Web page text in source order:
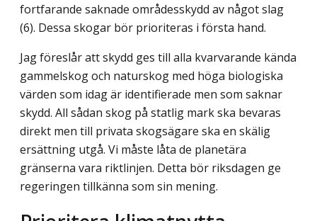
fortfarande saknade områdesskydd av något slag
(6). Dessa skogar bör prioriteras i första hand.
Jag föreslår att skydd ges till alla kvarvarande kända
gammelskog och naturskog med höga biologiska
värden som idag är identifierade men som saknar
skydd. All sådan skog på statlig mark ska bevaras
direkt men till privata skogsägare ska en skälig
ersättning utgå. Vi måste låta de planetära
gränserna vara riktlinjen. Detta bör riksdagen ge
regeringen tillkänna som sin mening.